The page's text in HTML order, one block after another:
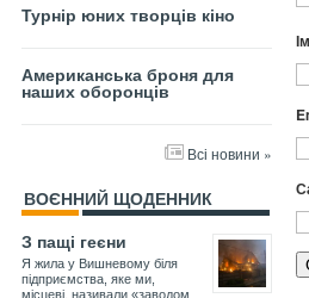
Турнір юних творців кіно
Американська броня для
наших оборонців
Всі новини »
ВОЄННИЙ ЩОДЕННИК
З пащі геєни
Я жила у Вишневому біля
підприємства, яке ми,
місцеві, називали «заводом